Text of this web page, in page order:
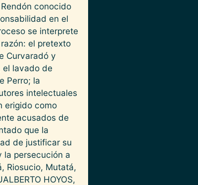
conocido
en el
se interprete
el pretexto
Curvaradó y
el lavado de
Perro; la
intelectuales
erigido como
acusados de
que la
de justificar su
la persecución a
Riosucio, Mutatá,
HOYOS,